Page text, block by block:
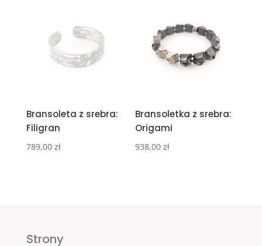
Bransoleta z srebra:
Filigran
789,00 zł
Bransoletka z srebra:
Origami
938,00zł
Strony